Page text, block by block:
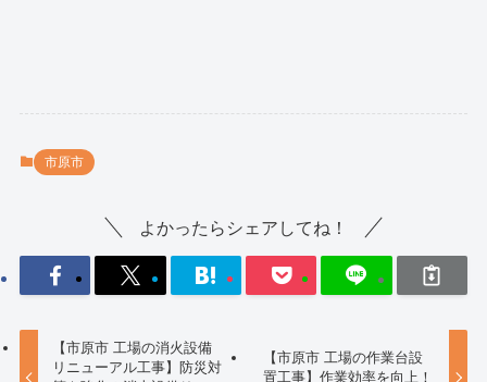
市原市
よかったらシェアしてね！
【市原市 工場の消火設備
リニューアル工事】防災対
【市原市 工場の作業台設
置工事】作業効率を向上！